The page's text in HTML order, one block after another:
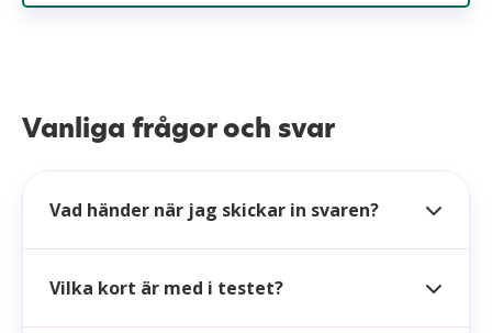
Vanliga frågor och svar
Vad händer när jag skickar in svaren?
Vilka kort är med i testet?